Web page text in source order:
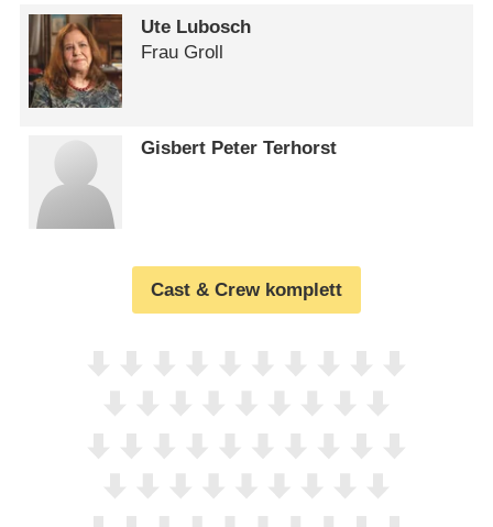
Ute Lubosch
Frau Groll
Gisbert Peter Terhorst
Cast & Crew komplett